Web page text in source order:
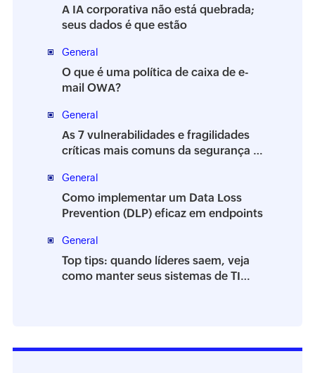
A IA corporativa não está quebrada;
seus dados é que estão
General
O que é uma política de caixa de e-
mail OWA?
General
As 7 vulnerabilidades e fragilidades
críticas mais comuns da segurança da
General
Como implementar um Data Loss
Prevention (DLP) eficaz em endpoints
General
Top tips: quando líderes saem, veja
como manter seus sistemas de TI